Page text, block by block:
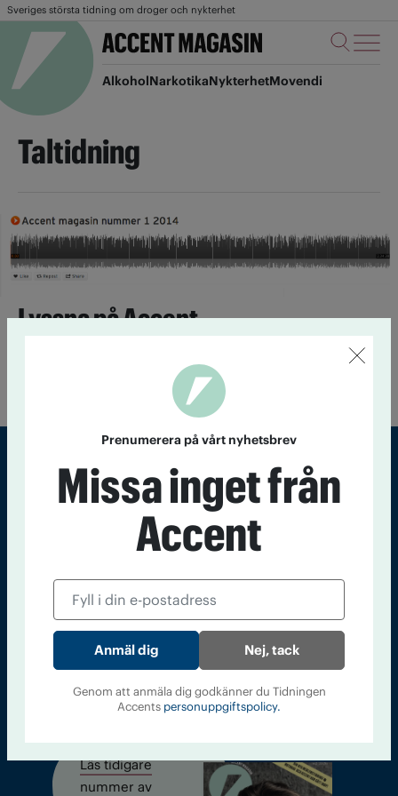
Sveriges största tidning om droger och nykterhet
AlkoholNarkotikaNykterhetMovendi
Taltidning
Lyssna på Accent
programmet SoundCloud kan du höra nummer 1/2014. Artikel
Sveriges största tidning om droger och nykterhet
Tidningen Accent, A4, Bondegatan 21, 116 33 Stockholm
Chefredaktör och ansvarig utgivare: Barbro Janson Lundkvist,
barbro@a4.se.
Kontakt Om Tidningen Tidningsarkiv In English
Läs tidigare
nummer av
Prenumerera på vårt nyhetsbrev
Missa inget från
Accent
Nej, tack
Genom att anmäla dig godkänner du Tidningen
Accents personuppgiftspolicy.